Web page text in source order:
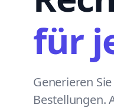
für
Generieren
Bestellungen.